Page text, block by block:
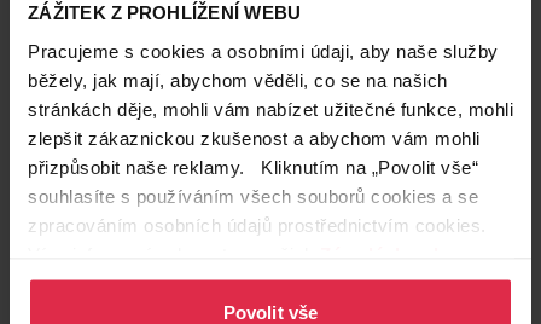
ZÁŽITEK Z PROHLÍŽENÍ WEBU
Pracujeme s cookies a osobními údaji, aby naše služby
běžely, jak mají, abychom věděli, co se na našich
stránkách děje, mohli vám nabízet užitečné funkce, mohli
zlepšit zákaznickou zkušenost a abychom vám mohli
přizpůsobit naše reklamy. Kliknutím na „Povolit vše“
souhlasíte s používáním všech souborů cookies a se
zpracováním osobních údajů prostřednictvím cookies.
osobních údajů.
Povolit vše
Podobné produkty